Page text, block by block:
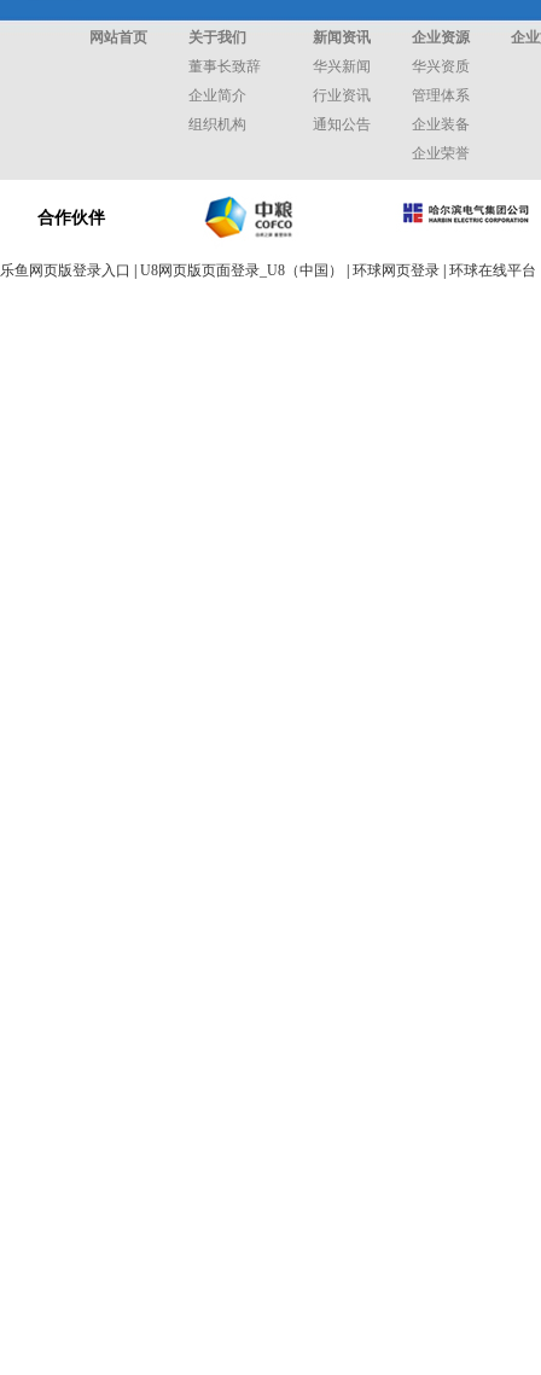
网站首页 关于我们 新闻资讯 企业资源
企
董事长致辞
华兴新闻
华兴资质
企业简介
行业资讯
管理体系
组织机构
通知公告
企业装备
企业荣誉
合作伙伴
乐鱼网页版登录入口 U8网页版页面登录_U8（中国） 环球网页登录 环球在线平台